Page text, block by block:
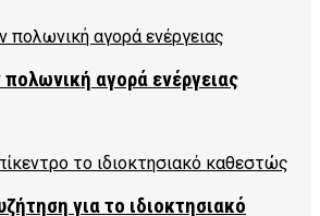
αγορά ενέργειας
για το ιδιοκτησιακό